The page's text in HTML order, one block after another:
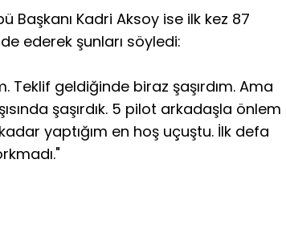
Başkanı Kadri Aksoy ise ilk kez 87
ederek şunları söyledi:
Teklif geldiğinde biraz şaşırdım. Ama
şaşırdık. 5 pilot arkadaşla önlem
yaptığım en hoş uçuştu. İlk defa